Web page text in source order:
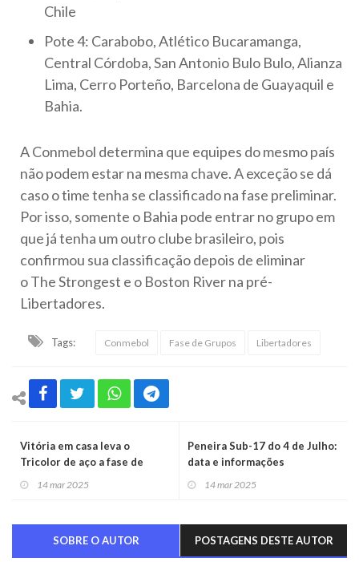
Chile
Pote 4: Carabobo, Atlético Bucaramanga,
Central Córdoba, San Antonio Bulo Bulo, Alianza
Lima, Cerro Porteño, Barcelona de Guayaquil e
Bahia.
A Conmebol determina que equipes do mesmo país
não podem estar na mesma chave. A exceção se dá
caso o time tenha se classificado na fase preliminar.
Por isso, somente o Bahia pode entrar no grupo em
que já tenha um outro clube brasileiro, pois
confirmou sua classificação depois de eliminar
o The Strongest e o Boston River na pré-
Libertadores.
Tags: Conmebol Fase de Grupos Libertadores
Vitória em casa leva o
Tricolor de aço a fase de
14 mar 2025
Peneira Sub-17 do 4 de Julho:
data e informações
14 mar 2025
SOBRE O AUTOR POSTAGENS DESTE AUTOR